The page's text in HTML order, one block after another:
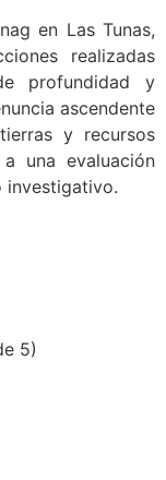
en Las Tunas,
realizadas
profundidad y
ascendente
y recursos
una evaluación
investigativo.
5)